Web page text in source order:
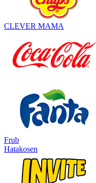
CLEVER MAMA
Frub
Hatakosen